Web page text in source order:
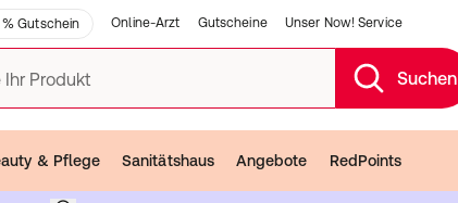
Gutschein Online-Arzt Gutscheine Unser Now! Service
Ihr Produkt Suchen
& Pflege Sanitätshaus Angebote RedPoints